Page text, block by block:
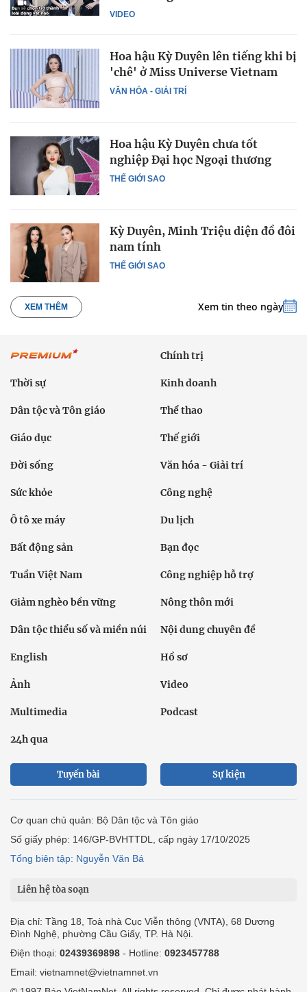
VIDEO
VĂN HÓA - GIẢI TRÍ
Hoa hậu Kỳ Duyên lên tiếng khi bị
'chê' ở Miss Universe Vietnam
THẾ GIỚI SAO
Hoa hậu Kỳ Duyên chưa tốt
nghiệp Đại học Ngoại thương
THẾ GIỚI SAO
Kỳ Duyên, Minh Triệu diện đồ đôi
nam tính
XEM THÊM Xem tin theo ngày
Chính trị
Thời sự Kinh doanh
Dân tộc và Tôn giáo Thể thao
Giáo dục Thế giới
Đời sống Văn hóa - Giải trí
Sức khỏe Công nghệ
Ô tô xe máy Du lịch
Bất động sản Bạn đọc
Tuần Việt Nam Công nghiệp hỗ trợ
Giảm nghèo bền vững Nông thôn mới
Dân tộc thiểu số và miền núi Nội dung chuyên đề
English Hồ sơ
Ảnh Video
Multimedia Podcast
24h qua
Tuyến bài Sự kiện
Cơ quan chủ quản: Bộ Dân tộc và Tôn giáo
Số giấy phép: 146/GP-BVHTTDL, cấp ngày 17/10/2025
Tổng biên tập: Nguyễn Văn Bá
Liên hệ tòa soạn
Địa chỉ: Tầng 18, Toà nhà Cục Viễn thông (VNTA), 68 Dương
Đình Nghệ, phường Cầu Giấy, TP. Hà Nội.
Điện thoại: 02439369898 - Hotline: 0923457788
Email: vietnamnet@vietnamnet.vn